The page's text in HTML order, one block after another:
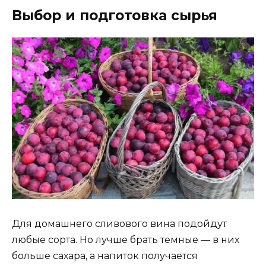
Выбор и подготовка сырья
Для домашнего сливового вина подойдут
любые сорта. Но лучше брать темные — в них
больше сахара, а напиток получается